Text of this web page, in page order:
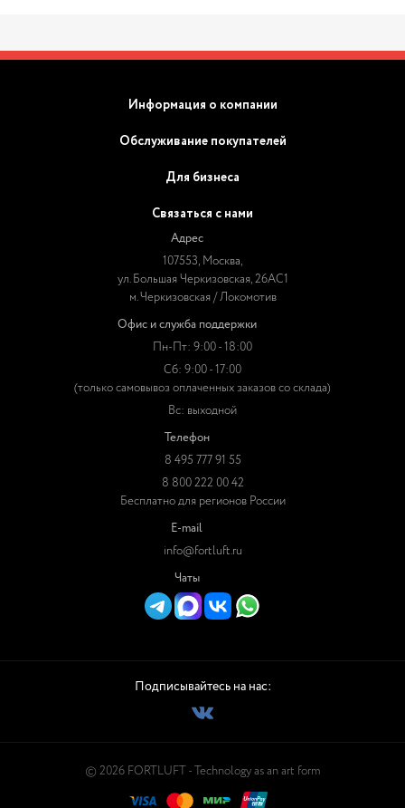
Информация о компании
Обслуживание покупателей
Для бизнеса
Связаться с нами
Адрес
107553, Москва,
ул. Большая Черкизовская, 26АС1
м. Черкизовская / Локомотив
Офис и служба поддержки
Пн-Пт: 9:00 - 18:00
Сб: 9:00 - 17:00
(только самовывоз оплаченных заказов со склада)
Вс: выходной
Телефон
8 495 777 91 55
8 800 222 00 42
Бесплатно для регионов России
E-mail
info@fortluft.ru
Чаты
Подписывайтесь на нас:
© 2026 FORTLUFT - Technology as an art form